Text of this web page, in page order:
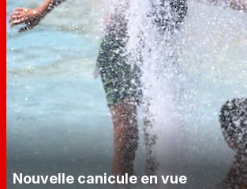
Nouvelle canicule en vue